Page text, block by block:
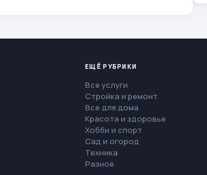
ЕЩЁ РУБРИКИ
Все услуги
Стройка и ремонт
Все для дома
Красота и здоровье
Хобби и спорт
Сад и огород
Техника
Разное